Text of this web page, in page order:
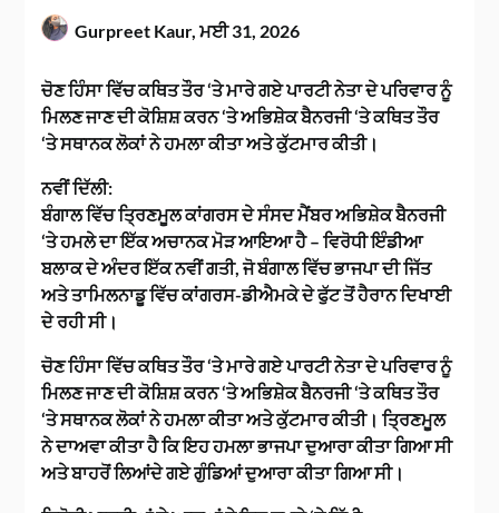
Gurpreet Kaur,ਮਈ 31, 2026
ਚੋਣ ਹਿੰਸਾ ਵਿੱਚ ਕਥਿਤ ਤੌਰ ‘ਤੇ ਮਾਰੇ ਗਏ ਪਾਰਟੀ ਨੇਤਾ ਦੇ ਪਰਿਵਾਰ ਨੂੰ
ਮਿਲਣ ਜਾਣ ਦੀ ਕੋਸ਼ਿਸ਼ ਕਰਨ ‘ਤੇ ਅਭਿਸ਼ੇਕ ਬੈਨਰਜੀ ‘ਤੇ ਕਥਿਤ ਤੌਰ
‘ਤੇ ਸਥਾਨਕ ਲੋਕਾਂ ਨੇ ਹਮਲਾ ਕੀਤਾ ਅਤੇ ਕੁੱਟਮਾਰ ਕੀਤੀ।
ਨਵੀਂ ਦਿੱਲੀ:
ਬੰਗਾਲ ਵਿੱਚ ਤ੍ਰਿਣਮੂਲ ਕਾਂਗਰਸ ਦੇ ਸੰਸਦ ਮੈਂਬਰ ਅਭਿਸ਼ੇਕ ਬੈਨਰਜੀ
‘ਤੇ ਹਮਲੇ ਦਾ ਇੱਕ ਅਚਾਨਕ ਮੋੜ ਆਇਆ ਹੈ – ਵਿਰੋਧੀ ਇੰਡੀਆ
ਬਲਾਕ ਦੇ ਅੰਦਰ ਇੱਕ ਨਵੀਂ ਗਤੀ, ਜੋ ਬੰਗਾਲ ਵਿੱਚ ਭਾਜਪਾ ਦੀ ਜਿੱਤ
ਅਤੇ ਤਾਮਿਲਨਾਡੂ ਵਿੱਚ ਕਾਂਗਰਸ-ਡੀਐਮਕੇ ਦੇ ਫੁੱਟ ਤੋਂ ਹੈਰਾਨ ਦਿਖਾਈ
ਦੇ ਰਹੀ ਸੀ।
ਚੋਣ ਹਿੰਸਾ ਵਿੱਚ ਕਥਿਤ ਤੌਰ ‘ਤੇ ਮਾਰੇ ਗਏ ਪਾਰਟੀ ਨੇਤਾ ਦੇ ਪਰਿਵਾਰ ਨੂੰ
ਮਿਲਣ ਜਾਣ ਦੀ ਕੋਸ਼ਿਸ਼ ਕਰਨ ‘ਤੇ ਅਭਿਸ਼ੇਕ ਬੈਨਰਜੀ ‘ਤੇ ਕਥਿਤ ਤੌਰ
‘ਤੇ ਸਥਾਨਕ ਲੋਕਾਂ ਨੇ ਹਮਲਾ ਕੀਤਾ ਅਤੇ ਕੁੱਟਮਾਰ ਕੀਤੀ। ਤ੍ਰਿਣਮੂਲ
ਨੇ ਦਾਅਵਾ ਕੀਤਾ ਹੈ ਕਿ ਇਹ ਹਮਲਾ ਭਾਜਪਾ ਦੁਆਰਾ ਕੀਤਾ ਗਿਆ ਸੀ
ਅਤੇ ਬਾਹਰੋਂ ਲਿਆਂਦੇ ਗਏ ਗੁੰਡਿਆਂ ਦੁਆਰਾ ਕੀਤਾ ਗਿਆ ਸੀ।